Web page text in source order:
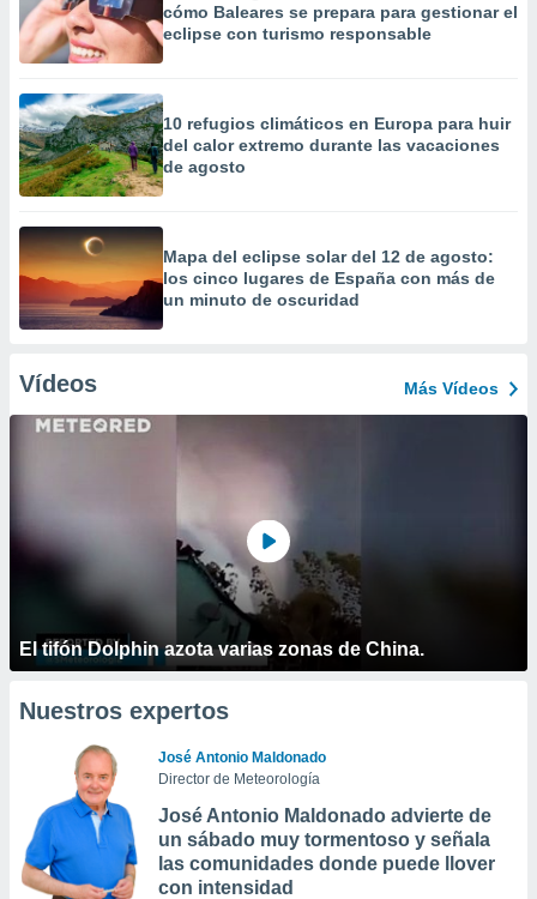
cómo Baleares se prepara para gestionar el
eclipse con turismo responsable
10 refugios climáticos en Europa para huir
del calor extremo durante las vacaciones
de agosto
Mapa del eclipse solar del 12 de agosto:
los cinco lugares de España con más de
un minuto de oscuridad
Vídeos Más Vídeos
El tifón Dolphin azota varias zonas de China.
Nuestros expertos
José Antonio Maldonado
Director de Meteorología
José Antonio Maldonado advierte de
un sábado muy tormentoso y señala
las comunidades donde puede llover
con intensidad